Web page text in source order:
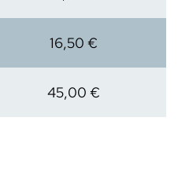
16,50 €
45,00 €